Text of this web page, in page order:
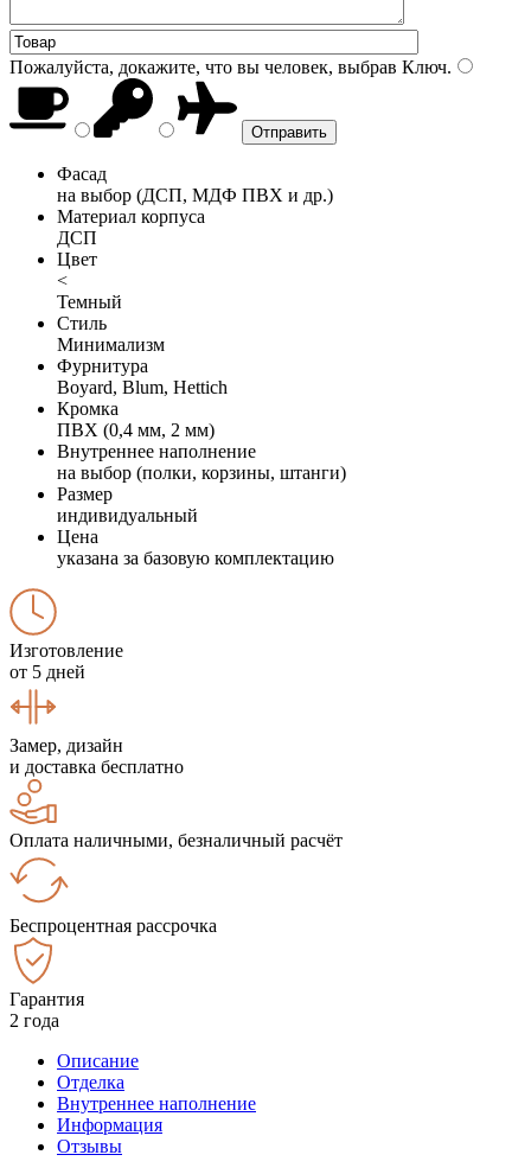
Пожалуйста, докажите, что вы человек, выбрав Ключ.
Фасад
на выбор (ДСП, МДФ ПВХ и др.)
Материал корпуса
ДСП
Цвет
<
Темный
Стиль
Минимализм
Фурнитура
Boyard, Blum, Hettich
Кромка
ПВХ (0,4 мм, 2 мм)
Внутреннее наполнение
на выбор (полки, корзины, штанги)
Размер
индивидуальный
Цена
указана за базовую комплектацию
Изготовление
от 5 дней
Замер, дизайн
и доставка бесплатно
Оплата наличными, безналичный расчёт
Беспроцентная рассрочка
Гарантия
2 года
Описание
Отделка
Внутреннее наполнение
Информация
Отзывы